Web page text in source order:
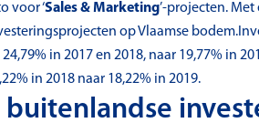
voor ‘Sales & Marketing’-projecten.
op Vlaamse
24,79% in 2017 en 2018, naar 19,77% in
in 2018 naar 18,22% in 2019.
buitenlandse